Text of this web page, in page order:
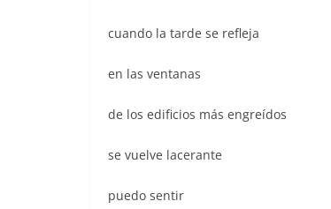
o
o
k
p
p
cuando la tarde se refleja
en las ventanas
de los edificios más engreídos
se vuelve lacerante
puedo sentir